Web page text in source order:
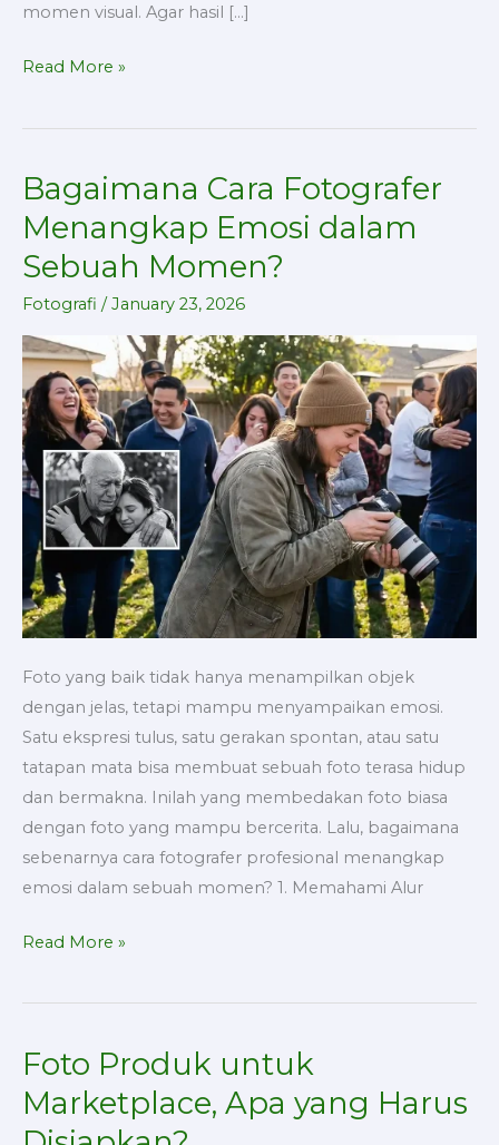
momen visual. Agar hasil […]
Read More »
Bagaimana Cara Fotografer
Menangkap Emosi dalam
Sebuah Momen?
Fotografi /January 23, 2026
Foto yang baik tidak hanya menampilkan objek
dengan jelas, tetapi mampu menyampaikan emosi.
Satu ekspresi tulus, satu gerakan spontan, atau satu
tatapan mata bisa membuat sebuah foto terasa hidup
dan bermakna. Inilah yang membedakan foto biasa
dengan foto yang mampu bercerita. Lalu, bagaimana
sebenarnya cara fotografer profesional menangkap
emosi dalam sebuah momen? 1. Memahami Alur
Bagaimana
Cara
Fotografer
Menangkap
Emosi
dalam
Sebuah
Momen?
Read More »
Foto Produk untuk
Marketplace, Apa yang Harus
Foto
Produk
untuk